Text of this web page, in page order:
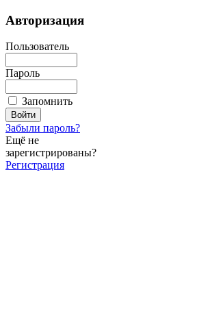
Авторизация
Пользователь
Пароль
Запомнить
Забыли пароль?
Ещё не
зарегистрированы?
Регистрация